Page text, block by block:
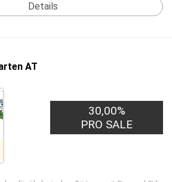
Details
AT
30,00%
PRO SALE